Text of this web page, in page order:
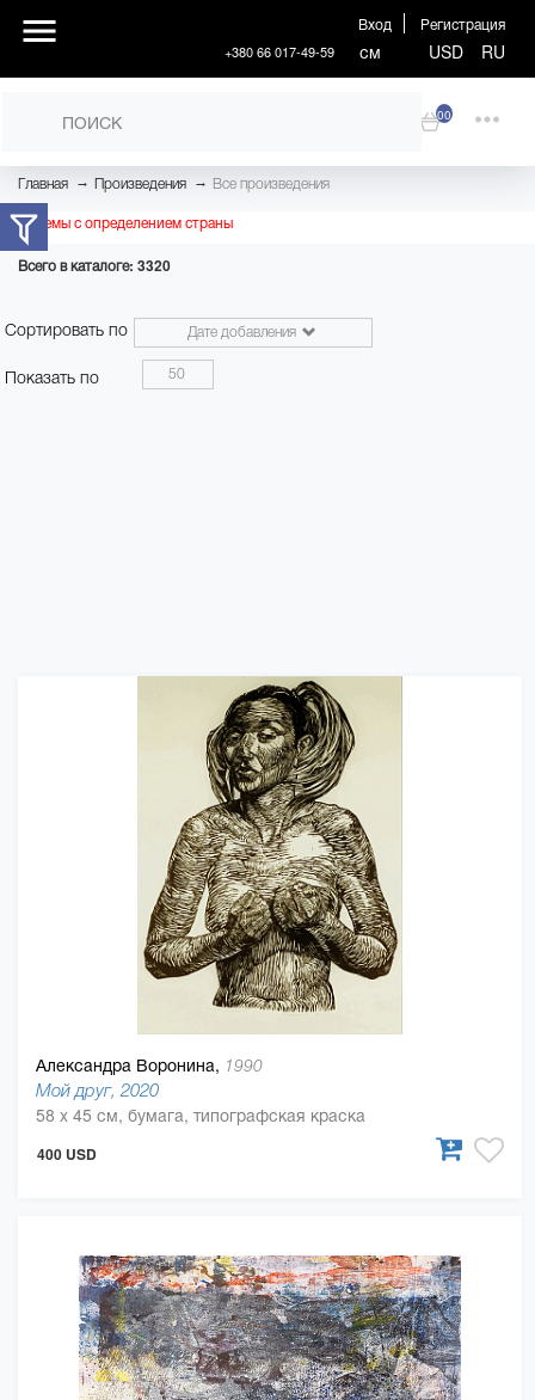
Вход Регистрация
+380 66 017-49-59 см USD RU
00
Главная → Произведения → Все произведения
Проблемы с определением страны
Всего в каталоге: 3320
Сортировать по Дате добавления
Показать по 50
Александра Воронина, 1990
Мой друг, 2020
58 x 45 см, бумага, типографская краска
400 USD